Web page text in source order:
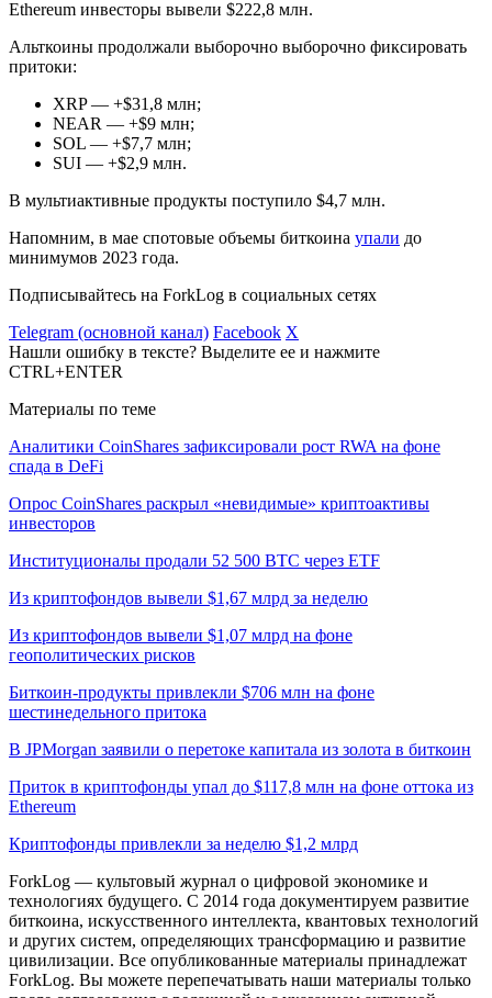
Ethereum инвесторы вывели $222,8 млн.
Альткоины продолжали выборочно выборочно фиксировать
притоки:
XRP — +$31,8 млн;
NEAR — +$9 млн;
SOL — +$7,7 млн;
SUI — +$2,9 млн.
В мультиактивные продукты поступило $4,7 млн.
Напомним, в мае спотовые объемы биткоина упали до
минимумов 2023 года.
Подписывайтесь на ForkLog в социальных сетях
Telegram (основной канал) Facebook X
Нашли ошибку в тексте? Выделите ее и нажмите
CTRL+ENTER
Материалы по теме
Аналитики CoinShares зафиксировали рост RWA на фоне
спада в DeFi
Опрос CoinShares раскрыл «невидимые» криптоактивы
инвесторов
Институционалы продали 52 500 BTC через ETF
Из криптофондов вывели $1,67 млрд за неделю
Из криптофондов вывели $1,07 млрд на фоне
геополитических рисков
Биткоин-продукты привлекли $706 млн на фоне
шестинедельного притока
В JPMorgan заявили о перетоке капитала из золота в биткоин
Приток в криптофонды упал до $117,8 млн на фоне оттока из
Ethereum
Криптофонды привлекли за неделю $1,2 млрд
ForkLog — культовый журнал о цифровой экономике и
технологиях будущего. С 2014 года документируем развитие
биткоина, искусственного интеллекта, квантовых технологий
и других систем, определяющих трансформацию и развитие
цивилизации. Все опубликованные материалы принадлежат
ForkLog. Вы можете перепечатывать наши материалы только